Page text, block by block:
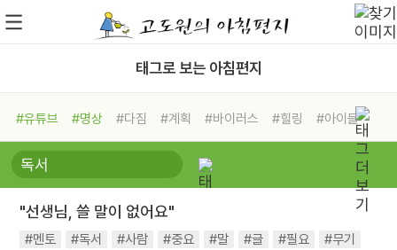
태그로 보는 아침편지
#유튜브 #명상 #다짐 #계획 #바이러스 #힐링
#아이들
#비전캠프
#독서캠프 #삶
#희망
#나눔 #친구 #링컨학교
#독서
#건강 #면역력
"선생님, 쓸 말이 없어요"
#멘토 #독서 #사람 #중요 #말 #글 #필요
#무기